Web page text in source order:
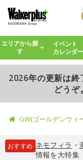
エリアから探
す
イベント
カレンダー
2026年の更新は終
どうぞ
GW(ゴールデンウィ
おすすめ ネモフィラ ・
情報を大特集